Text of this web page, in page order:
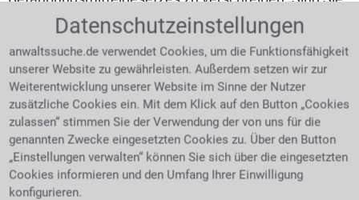
mit verbotenen Substanzen von der Polizei erwischt
worden hilft ein Anwalt für Strafrecht in Wentorf.
Betäubungsmittel im Straßenverkehr
Frau hält eine Kapsel Extasy
wischen den Fingern
Nimmt man
Betäubungsmittel zu
sich, ist die aktive
Teilnahme am
Straßenverkehr
Datenschutzeinstellungen
anwaltssuche.de verwendet Cookies, um die Funktionsfähigkeit
unserer Website zu gewährleisten. Außerdem setzen wir zur
Weiterentwicklung unserer Website im Sinne der Nutzer
zusätzliche Cookies ein. Mit dem Klick auf den Button „Cookies
zulassen“ stimmen Sie der Verwendung der von uns für die
genannten Zwecke eingesetzten Cookies zu. Über den Button
„Einstellungen verwalten“ können Sie sich über die eingesetzten
Cookies informieren und den Umfang Ihrer Einwilligung
konfigurieren.